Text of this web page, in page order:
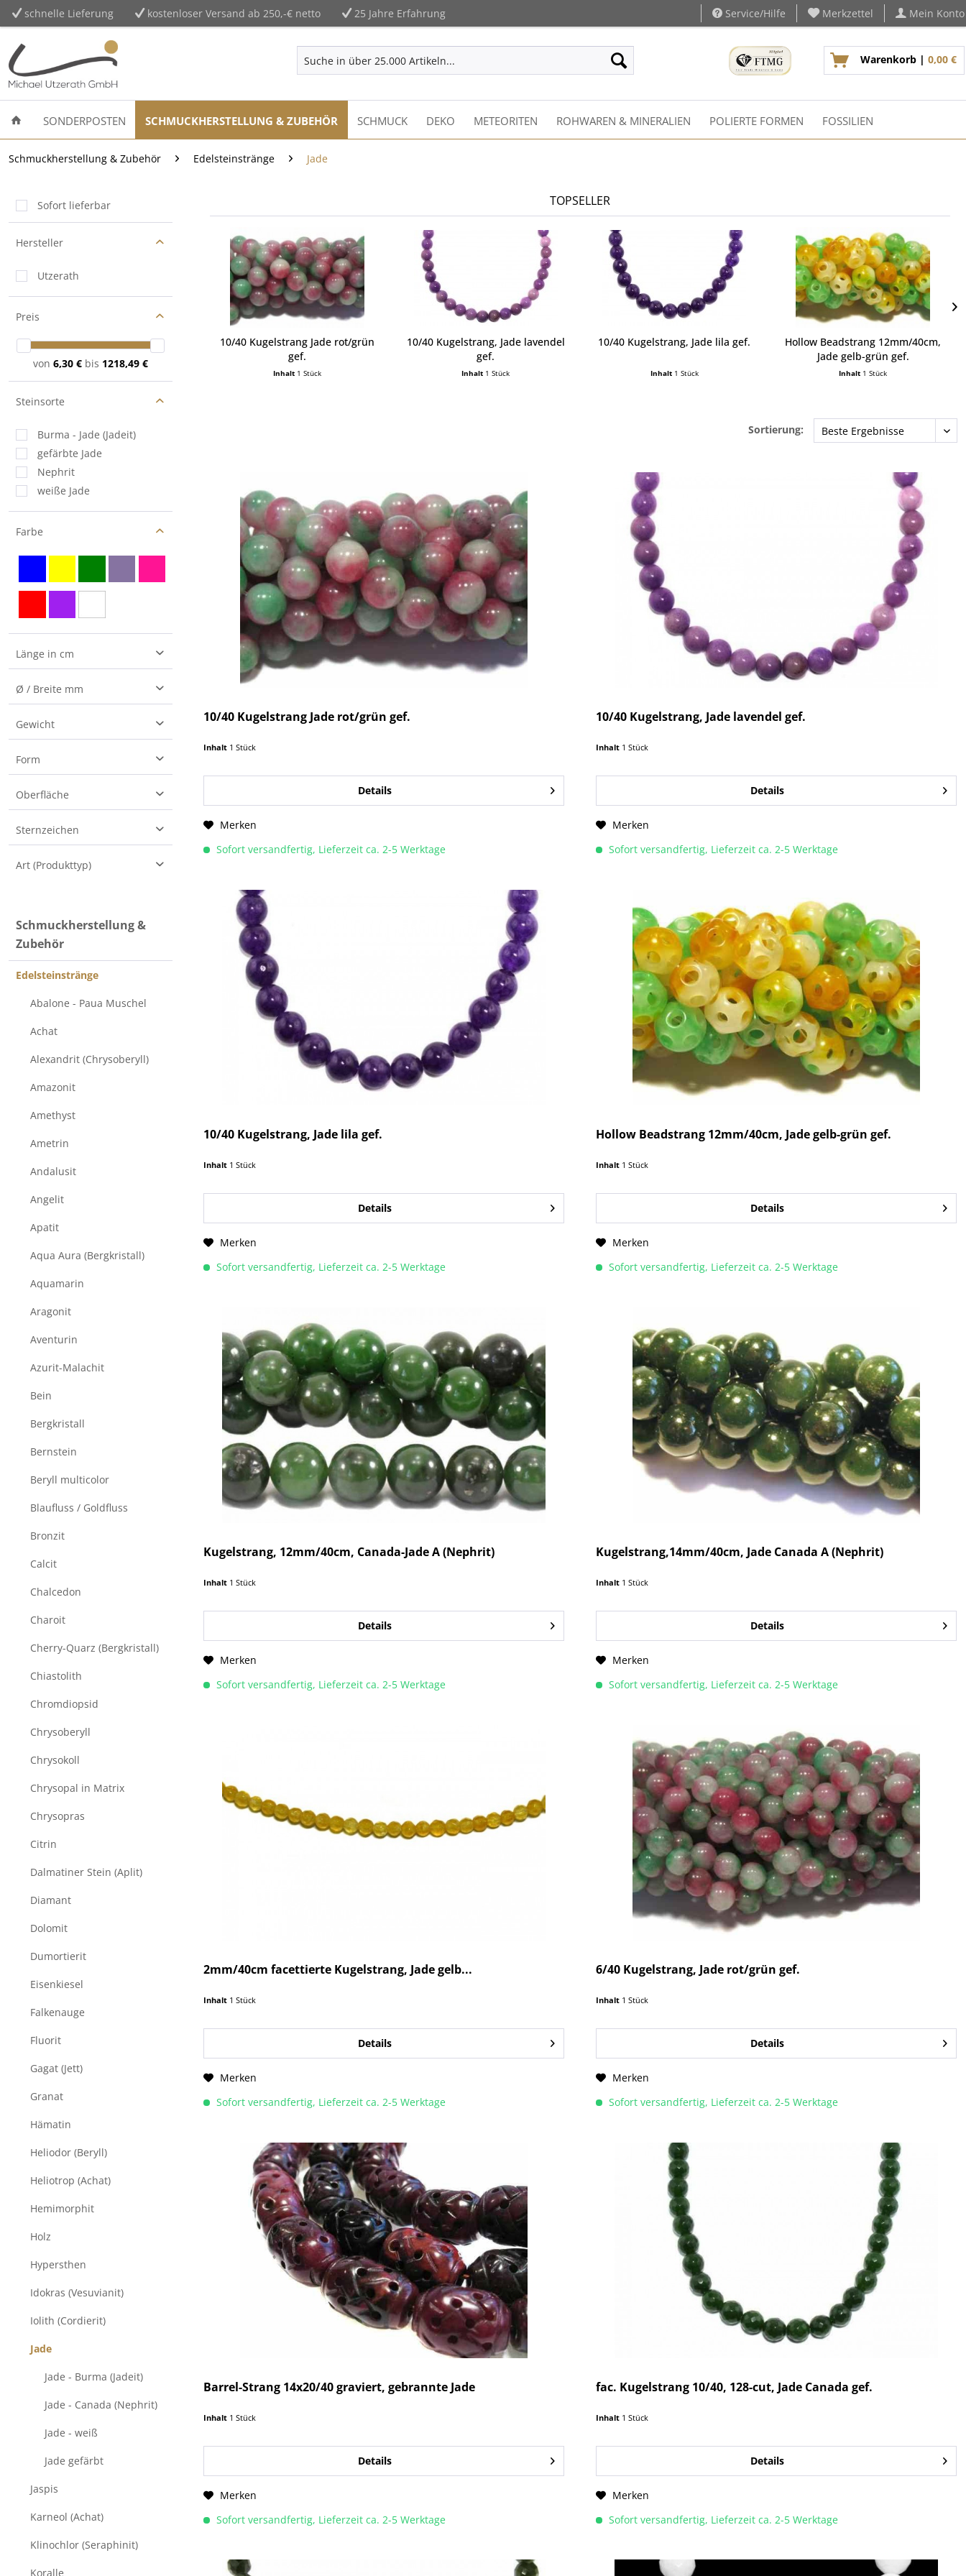
schnelle Lieferung kostenloser Versand ab 250,-€ netto 25 Jahre Erfahrung Service/Hilfe Merkzettel Mein Konto
Warenkorb | 0,00 €
SONDERPOSTEN SCHMUCKHERSTELLUNG & ZUBEHÖR SCHMUCK DEKO METEORITEN ROHWAREN & MINERALIEN POLIERTE FORMEN FOSSILIEN
Schmuckherstellung & Zubehör Edelsteinstränge Jade
Sofort lieferbar
Hersteller
Utzerath
Preis
von 6,30 € bis 1218,49 €
Steinsorte
Burma - Jade (Jadeit)
gefärbte Jade
Nephrit
weiße Jade
Farbe
Länge in cm
40
Ø / Breite mm
2
4
6
8
10
14
20
Gewicht
35 g
Form
Barrel
Herz
Kugel
Navette
Pampel
Oberfläche
facettiert
glatt
graviert
Sternzeichen
Art (Produkttyp)
Schmuckherstellung &
Zubehör
Edelsteinstränge
Abalone - Paua Muschel
Achat
Alexandrit (Chrysoberyll)
Amazonit
Amethyst
Ametrin
Andalusit
Angelit
Apatit
Aqua Aura (Bergkristall)
Aquamarin
Aragonit
Aventurin
Azurit-Malachit
Bein
Bergkristall
Bernstein
Beryll multicolor
Blaufluss / Goldfluss
Bronzit
Calcit
Chalcedon
Charoit
Cherry-Quarz (Bergkristall)
Chiastolith
Chromdiopsid
Chrysoberyll
Chrysokoll
Chrysopal in Matrix
Chrysopras
Citrin
Dalmatiner Stein (Aplit)
Diamant
Dolomit
Dumortierit
Eisenkiesel
Falkenauge
Fluorit
Gagat (Jett)
Granat
Hämatin
Heliodor (Beryll)
Heliotrop (Achat)
Hemimorphit
Holz
Hypersthen
Idokras (Vesuvianit)
Iolith (Cordierit)
Jade
Jade - Burma (Jadeit)
Jade - Canada (Nephrit)
Jade - weiß
Jade gefärbt
Jaspis
Karneol (Achat)
Klinochlor (Seraphinit)
Koralle
TOPSELLER
10/40 Kugelstrang Jade rot/grün
gef.
Inhalt 1 Stück
10/40 Kugelstrang, Jade lavendel
gef.
Inhalt 1 Stück
10/40 Kugelstrang, Jade lila gef.
Inhalt 1 Stück
Hollow Beadstrang 12mm/40cm,
Jade gelb-grün gef.
Inhalt 1 Stück
Sortierung:
10/40 Kugelstrang Jade rot/grün gef.
Inhalt 1 Stück
Details
Merken
Sofort versandfertig, Lieferzeit ca. 2-5 Werktage
10/40 Kugelstrang, Jade lavendel gef.
Inhalt 1 Stück
Details
Merken
Sofort versandfertig, Lieferzeit ca. 2-5 Werktage
10/40 Kugelstrang, Jade lila gef.
Inhalt 1 Stück
Details
Merken
Sofort versandfertig, Lieferzeit ca. 2-5 Werktage
Hollow Beadstrang 12mm/40cm, Jade gelb-grün gef.
Inhalt 1 Stück
Details
Merken
Sofort versandfertig, Lieferzeit ca. 2-5 Werktage
Kugelstrang, 12mm/40cm, Canada-Jade A (Nephrit)
Inhalt 1 Stück
Details
Merken
Sofort versandfertig, Lieferzeit ca. 2-5 Werktage
Kugelstrang,14mm/40cm, Jade Canada A (Nephrit)
Inhalt 1 Stück
Details
Merken
Sofort versandfertig, Lieferzeit ca. 2-5 Werktage
2mm/40cm facettierte Kugelstrang, Jade gelb...
Inhalt 1 Stück
Details
Merken
Sofort versandfertig, Lieferzeit ca. 2-5 Werktage
6/40 Kugelstrang, Jade rot/grün gef.
Inhalt 1 Stück
Details
Merken
Sofort versandfertig, Lieferzeit ca. 2-5 Werktage
Barrel-Strang 14x20/40 graviert, gebrannte Jade
Inhalt 1 Stück
Details
Merken
Sofort versandfertig, Lieferzeit ca. 2-5 Werktage
fac. Kugelstrang 10/40, 128-cut, Jade Canada gef.
Inhalt 1 Stück
Details
Merken
Sofort versandfertig, Lieferzeit ca. 2-5 Werktage